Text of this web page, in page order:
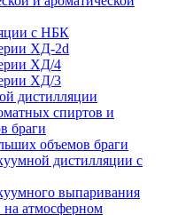
с НБК
ХД-2d
ХД/4
ХД/3
дистилляции
спиртов и
браги
объемов браги
дистилляции с
выпаривания
атмосферном